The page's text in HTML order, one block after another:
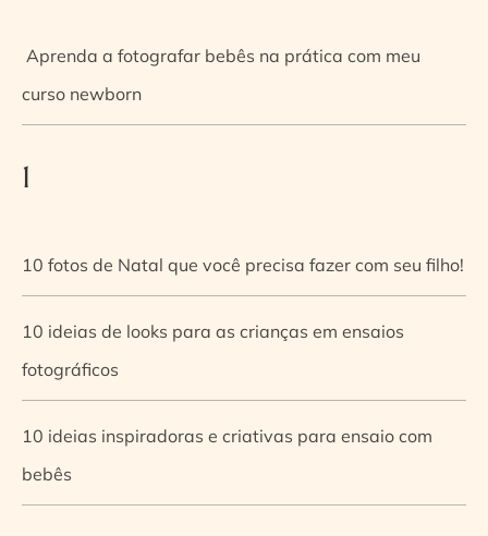
Aprenda a fotografar bebês na prática com meu
curso newborn
1
10 fotos de Natal que você precisa fazer com seu filho!
10 ideias de looks para as crianças em ensaios
fotográficos
10 ideias inspiradoras e criativas para ensaio com
bebês